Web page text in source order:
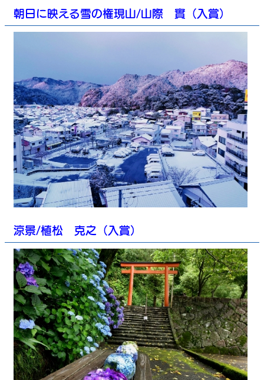
朝日に映える雪の権現山/山際 實（入賞）
涼景/植松 克之（入賞）